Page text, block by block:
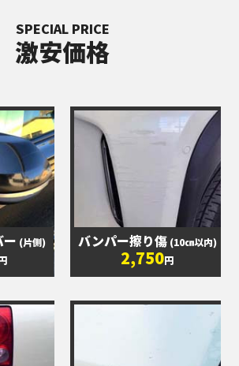
SPECIAL PRICE
激安価格
ー (片側) バンパー擦り傷 (10㎝以内)
2,750円